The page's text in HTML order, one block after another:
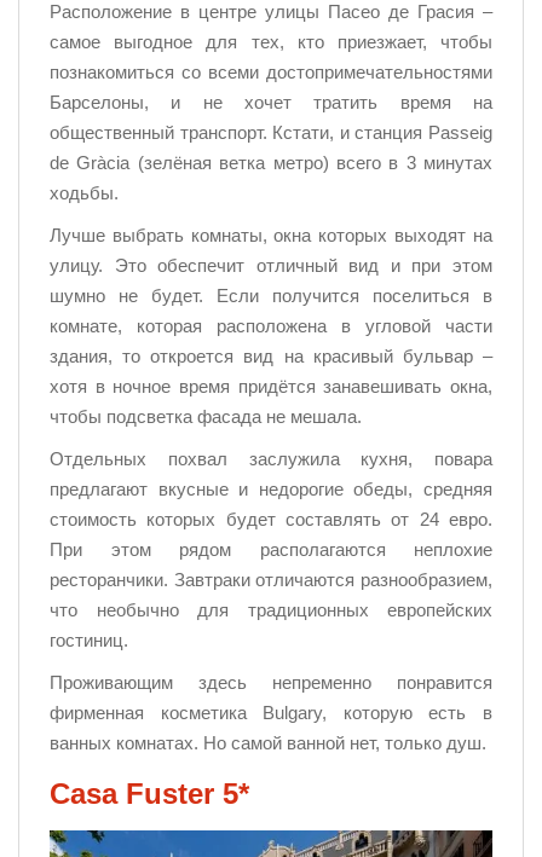
Расположение в центре улицы Пасео де Грасия –
самое выгодное для тех, кто приезжает, чтобы
познакомиться со всеми достопримечательностями
Барселоны, и не хочет тратить время на
общественный транспорт. Кстати, и станция Passeig
de Gràcia (зелёная ветка метро) всего в 3 минутах
ходьбы.
Лучше выбрать комнаты, окна которых выходят на
улицу. Это обеспечит отличный вид и при этом
шумно не будет. Если получится поселиться в
комнате, которая расположена в угловой части
здания, то откроется вид на красивый бульвар –
хотя в ночное время придётся занавешивать окна,
чтобы подсветка фасада не мешала.
Отдельных похвал заслужила кухня, повара
предлагают вкусные и недорогие обеды, средняя
стоимость которых будет составлять от 24 евро.
При этом рядом располагаются неплохие
ресторанчики. Завтраки отличаются разнообразием,
что необычно для традиционных европейских
гостиниц.
Проживающим здесь непременно понравится
фирменная косметика Bulgary, которую есть в
ванных комнатах. Но самой ванной нет, только душ.
Casa Fuster 5*